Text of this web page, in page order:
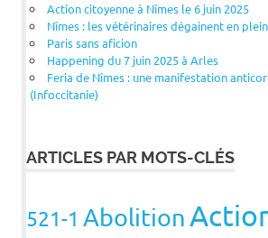
Action citoyenne à Nîmes le 6 juin 2025
Nîmes : les vétérinaires dégainent en
Paris sans aficion
Happening du 7 juin 2025 à Arles
Feria de Nîmes : une manifestation
(Infoccitanie)
ARTICLES PAR MOTS-CLÉS
521-1 Abolition